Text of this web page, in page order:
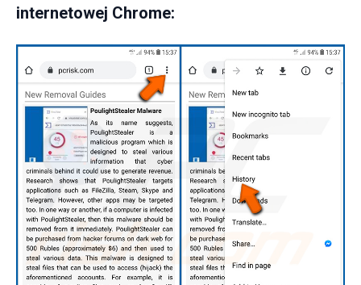
internetowej Chrome: